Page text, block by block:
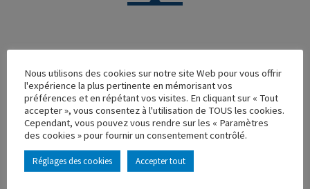
CAMION
RENAULT R340 DARFEUILLE LACASSAGNE
Réf. : 110383
Rupture de stock
Caractéristique principales :
Nous utilisons des cookies sur notre site Web pour vous offrir
l'expérience la plus pertinente en mémorisant vos
préférences et en répétant vos visites. En cliquant sur « Tout
accepter », vous consentez à l'utilisation de TOUS les cookies.
Cependant, vous pouvez vous rendre sur les « Paramètres
des cookies » pour fournir un consentement contrôlé.
Réglages des cookies Accepter tout